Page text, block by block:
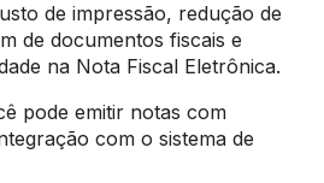
de impressão, redução de
de documentos fiscais e
na Nota Fiscal Eletrônica.
pode emitir notas com
com o sistema de